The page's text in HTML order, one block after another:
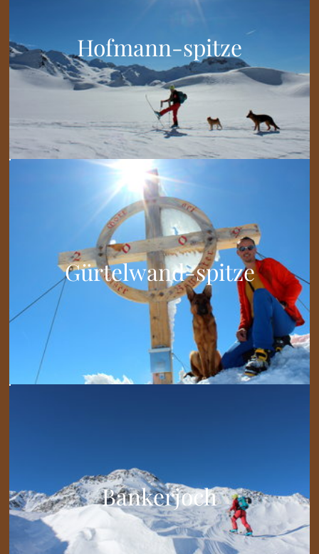
Hofmann-spitze
Gürtelwand-spitze
Bankerjoch